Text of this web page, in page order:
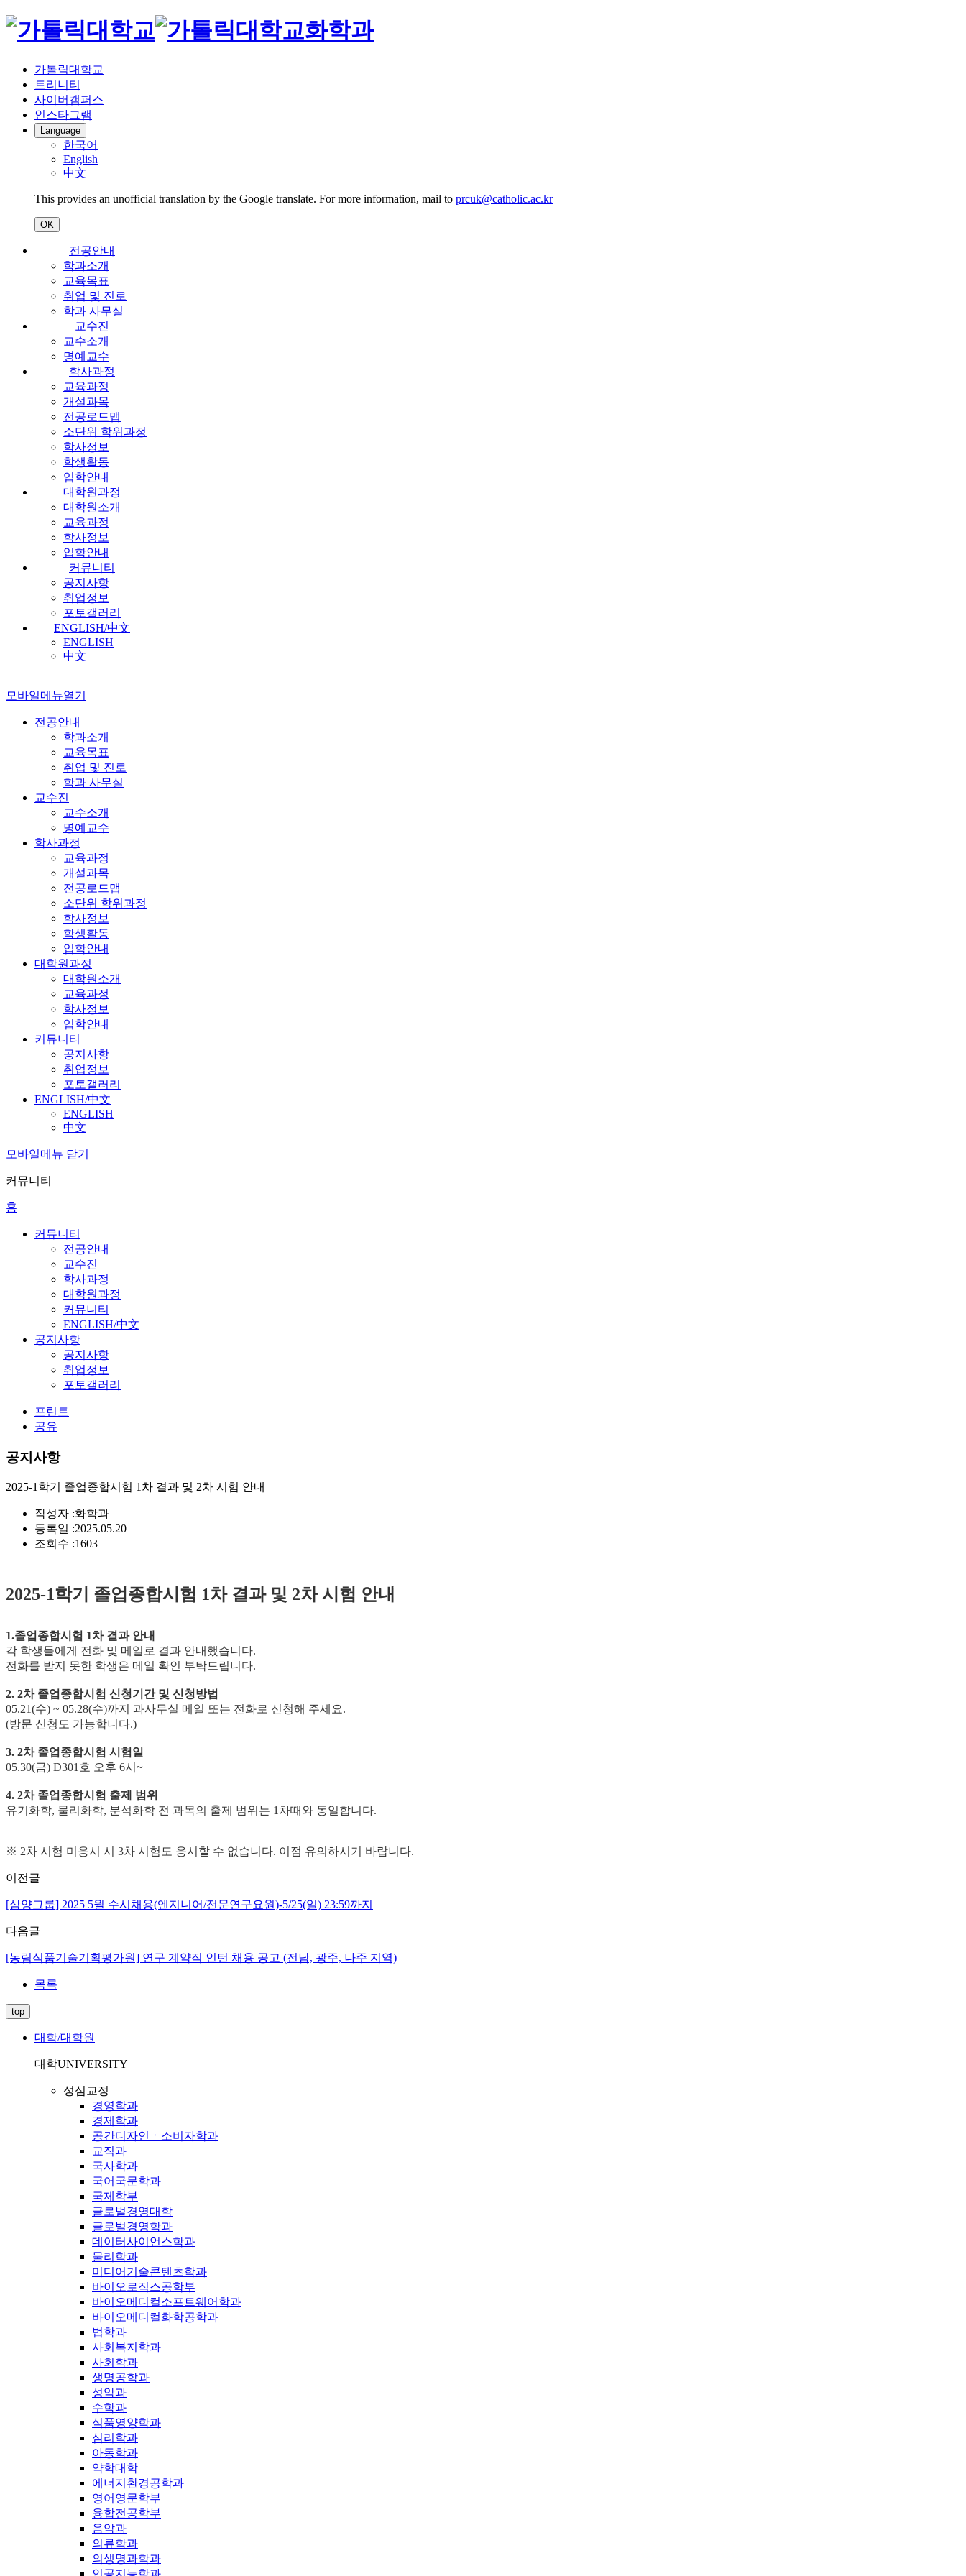
화학과
가톨릭대학교
트리니티
사이버캠퍼스
인스타그램
Language
한국어
English
中文
This provides an unofficial translation by the Google translate. For more information, mail to prcuk@catholic.ac.kr
OK
전공안내
학과소개
교육목표
취업 및 진로
학과 사무실
교수진
교수소개
명예교수
학사과정
교육과정
개설과목
전공로드맵
소단위 학위과정
학사정보
학생활동
입학안내
대학원과정
대학원소개
교육과정
학사정보
입학안내
커뮤니티
공지사항
취업정보
포토갤러리
ENGLISH/中文
ENGLISH
中文
모바일메뉴열기
전공안내
학과소개
교육목표
취업 및 진로
학과 사무실
교수진
교수소개
명예교수
학사과정
교육과정
개설과목
전공로드맵
소단위 학위과정
학사정보
학생활동
입학안내
대학원과정
대학원소개
교육과정
학사정보
입학안내
커뮤니티
공지사항
취업정보
포토갤러리
ENGLISH/中文
ENGLISH
中文
모바일메뉴 닫기
커뮤니티
홈
커뮤니티
전공안내
교수진
학사과정
대학원과정
커뮤니티
ENGLISH/中文
공지사항
공지사항
취업정보
포토갤러리
프린트
공유
공지사항
2025-1학기 졸업종합시험 1차 결과 및 2차 시험 안내
작성자 :화학과
등록일 :2025.05.20
조회수 :1603
2025-1학기 졸업종합시험 1차 결과 및 2차 시험 안내
1.졸업종합시험 1차 결과 안내
각 학생들에게 전화 및 메일로 결과 안내했습니다.
전화를 받지 못한 학생은 메일 확인 부탁드립니다.
2. 2차 졸업종합시험 신청기간 및 신청방법
05.21(수) ~ 05.28(수)까지 과사무실 메일 또는 전화로 신청해 주세요.
(방문 신청도 가능합니다.)
3. 2차 졸업종합시험 시험일
05.30(금) D301호 오후 6시~
4. 2차 졸업종합시험 출제 범위
유기화학, 물리화학, 분석화학 전 과목의 출제 범위는 1차때와 동일합니다.
※ 2차 시험 미응시 시 3차 시험도 응시할 수 없습니다. 이점 유의하시기 바랍니다.
이전글
[삼양그룹] 2025 5월 수시채용(엔지니어/전문연구요원)-5/25(일) 23:59까지
다음글
[농림식품기술기획평가원] 연구 계약직 인턴 채용 공고 (전남, 광주, 나주 지역)
목록
top
대학/대학원
대학UNIVERSITY
성심교정
경영학과
경제학과
공간디자인ㆍ소비자학과
교직과
국사학과
국어국문학과
국제학부
글로벌경영대학
글로벌경영학과
데이터사이언스학과
물리학과
미디어기술콘텐츠학과
바이오로직스공학부
바이오메디컬소프트웨어학과
바이오메디컬화학공학과
법학과
사회복지학과
사회학과
생명공학과
성악과
수학과
식품영양학과
심리학과
아동학과
약학대학
에너지환경공학과
영어영문학부
융합전공학부
음악과
의류학과
의생명과학과